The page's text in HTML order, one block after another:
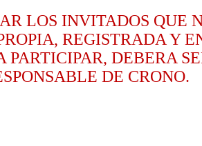
LOS INVITADOS QUE
REGISTRADA Y
DEBERA
DE CRONO.